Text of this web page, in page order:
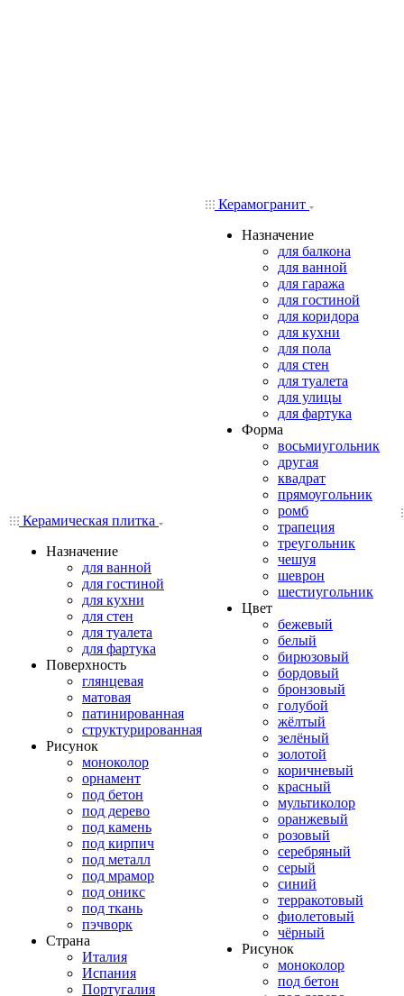
Керамическая плитка
Назначение
для ванной
для гостиной
для кухни
для стен
для туалета
для фартука
Поверхность
глянцевая
матовая
патинированная
структурированная
Рисунок
моноколор
орнамент
под бетон
под дерево
под камень
под кирпич
под металл
под мрамор
под оникс
под ткань
пэчворк
Страна
Италия
Испания
Португалия
Керамогранит
Назначение
для балкона
для ванной
для гаража
для гостиной
для коридора
для кухни
для пола
для стен
для туалета
для улицы
для фартука
Форма
восьмиугольник
другая
квадрат
прямоугольник
ромб
трапеция
треугольник
чешуя
шеврон
шестиугольник
Цвет
бежевый
белый
бирюзовый
бордовый
бронзовый
голубой
жёлтый
зелёный
золотой
коричневый
красный
мультиколор
оранжевый
розовый
серебряный
серый
синий
терракотовый
фиолетовый
чёрный
Рисунок
моноколор
под бетон